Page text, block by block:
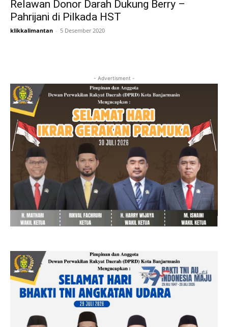
Relawan Donor Darah Dukung Berry –
Pahrijani di Pilkada HST
klikkalimantan - 5 Desember 2020
- Advertisment -